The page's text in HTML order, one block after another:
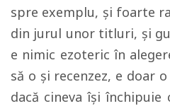
spre exemplu, şi foarte
din jurul unor titluri, şi
e nimic ezoteric în
să o şi recenzez, e doar
dacă cineva îşi